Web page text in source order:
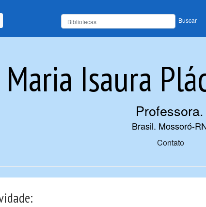
Buscar
Maria Isaura
Professora.
Brasil. Mossoró-
Contato